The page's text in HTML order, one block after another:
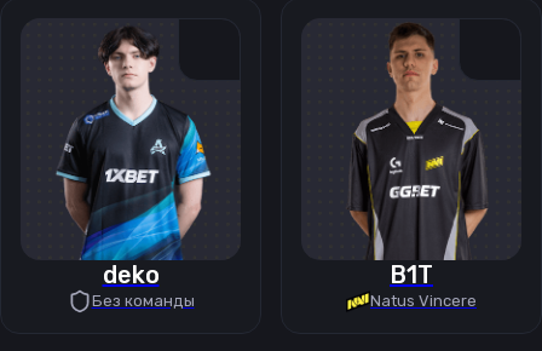
deko
Без команды
B1T
Natus Vincere